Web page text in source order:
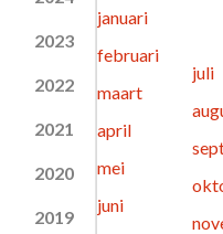
2023
2022
2021
2020
2019
januari
februari
maart
april
mei
juni
juli